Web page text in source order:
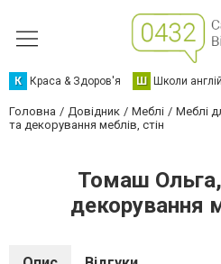
К Краса & Здоров'я Ш Школи
Головна Довідник Меблі Меблі
та декорування меблів, стін
Томаш
декорування